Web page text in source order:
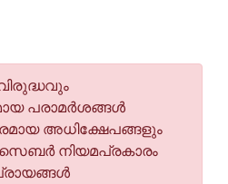
പരാമര്‍ശങ്ങള്‍
അധിക്ഷേപങ്ങളും
നിയമപ്രകാരം